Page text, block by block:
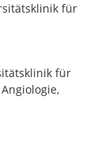
für
für